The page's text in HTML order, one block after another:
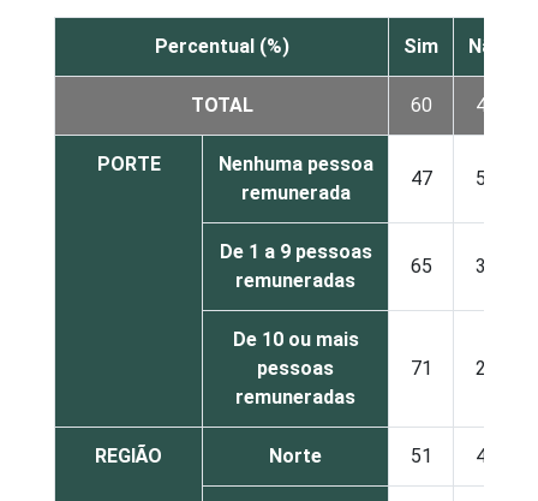
Percentual (%) Sim Não
TOTAL 60 40
PORTE
Nenhuma pessoa
remunerada
47 53
De 1 a 9 pessoas
remuneradas
65 35
De 10 ou mais
pessoas
remuneradas
71 29
REGIÃO Norte 51 49